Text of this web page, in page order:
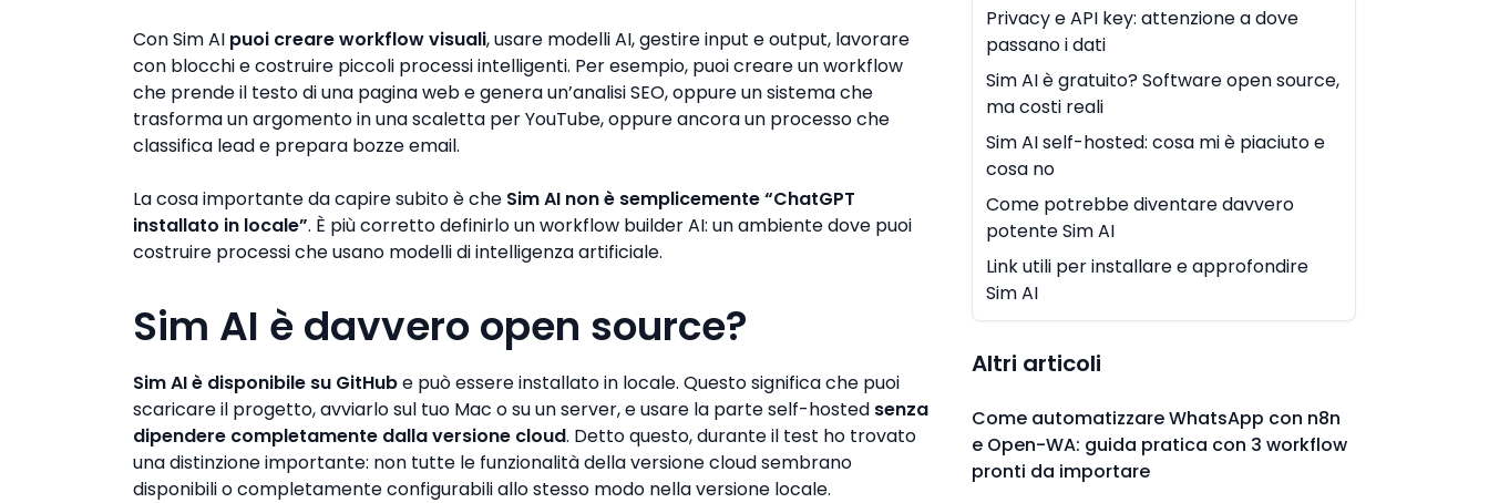
Con Sim AI puoi creare workflow visuali, usare modelli AI, gestire input e output, lavorare
con blocchi e costruire piccoli processi intelligenti. Per esempio, puoi creare un workflow
che prende il testo di una pagina web e genera un’analisi SEO, oppure un sistema che
trasforma un argomento in una scaletta per YouTube, oppure ancora un processo che
classifica lead e prepara bozze email.
La cosa importante da capire subito è che Sim AI non è semplicemente “ChatGPT
installato in locale”. È più corretto definirlo un workflow builder AI: un ambiente dove puoi
costruire processi che usano modelli di intelligenza artificiale.
Sim AI è davvero open source?
Sim AI è disponibile su GitHube può essere installato in locale. Questo significa che puoi
scaricare il progetto, avviarlo sul tuo Mac o su un server, e usare la parte self-hosted senza
dipendere completamente dalla versione cloud. Detto questo, durante il test ho trovato
una distinzione importante: non tutte le funzionalità della versione cloud sembrano
disponibili o completamente configurabili allo stesso modo nella versione locale.
Privacy e API key: attenzione a dove
passano i dati
Sim AI è gratuito? Software open source,
ma costi reali
Sim AI self-hosted: cosa mi è piaciuto e
cosa no
Come potrebbe diventare davvero
potente Sim AI
Link utili per installare e approfondire
Sim AI
Altri articoli
Come automatizzare WhatsApp con n8n
e Open-WA: guida pratica con 3 workflow
pronti da importare